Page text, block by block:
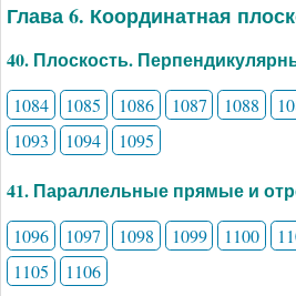
Глава 6. Координатная
40. Плоскость.
1084 1085 1086 1087 1088
1093
1094 1095
41. Параллельные прямые и
1096 1097 1098 1099 1100
1105
1106